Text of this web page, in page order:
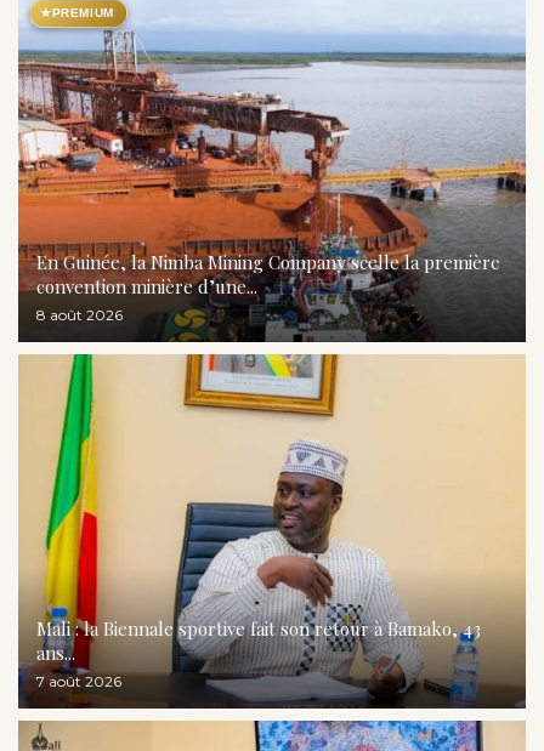
★PREMIUM
En Guinée, la Nimba Mining Company scelle la première
convention minière d’une...
8 août 2026
Mali : la Biennale sportive fait son retour à Bamako, 43
ans...
7 août 2026